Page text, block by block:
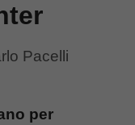
Pacelli
per